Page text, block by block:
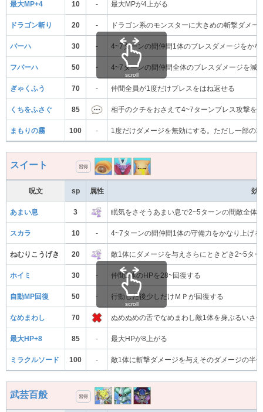
最大MP+4 10 - 最大MPが4上がる
ドラゴン斬り 20 - ドラゴン系のモンスターに大きめの斬撃ダメー
バーハ 30 - 4~7ターンの間仲間1体のブレスダメージをかな
フバーハ 50 - 4~7ターンの間仲間全体のブレスダメージを減
ぎゃくふう 70 - 仲間全員が1度だけブレスをはね返せる
くちをふさぐ 85 相手のクチをおさえて4~7ターンブレス攻撃を
まもりの霧 100 - 1度だけダメージを無効にする。ただし一部の
scroll
スイート 習得
呪文 sp 属性 効
あまい息 3 眠気をさそうあまい息で2~5ターンの間敵全体
スカラ 10 - 4~7ターンの間仲間1体の守備力をかなり上げる
ねむりこうげき 20 敵1体にダメージを与えさらにときどき2~5ター
ホイミ 30 - 仲間1体のHPを28~回復する
自動MP回復 50 - 行動した後少しだけＭＰが回復する
なめまわし 70 ぬめぬめの舌でなめまわし敵1体を身ぶるいさ
最大HP+8 85 - 最大HPが8上がる
ミラクルソード 100 - 敵1体に斬撃ダメージを与えそのダメージの半
scroll
武芸百般 習得